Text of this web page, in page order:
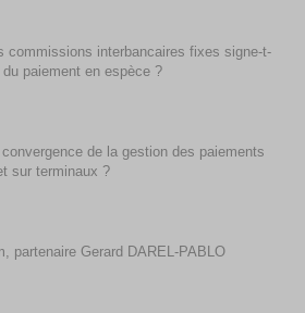
commissions interbancaires fixes signe-t-
paiement en espèce ?
de la gestion des paiements
sur terminaux ?
partenaire Gerard DAREL-PABLO